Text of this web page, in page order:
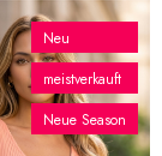
Neu
meistverkauft
Neue Season